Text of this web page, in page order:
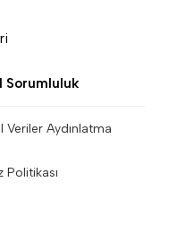
Sorumluluk
Veriler Aydınlatma
Politikası